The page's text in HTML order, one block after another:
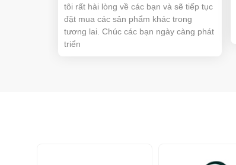
tôi rất hài lòng về các bạn và sẽ tiếp tục
đặt mua các sản phẩm khác trong
tương lai. Chúc các bạn ngày càng phát
triển